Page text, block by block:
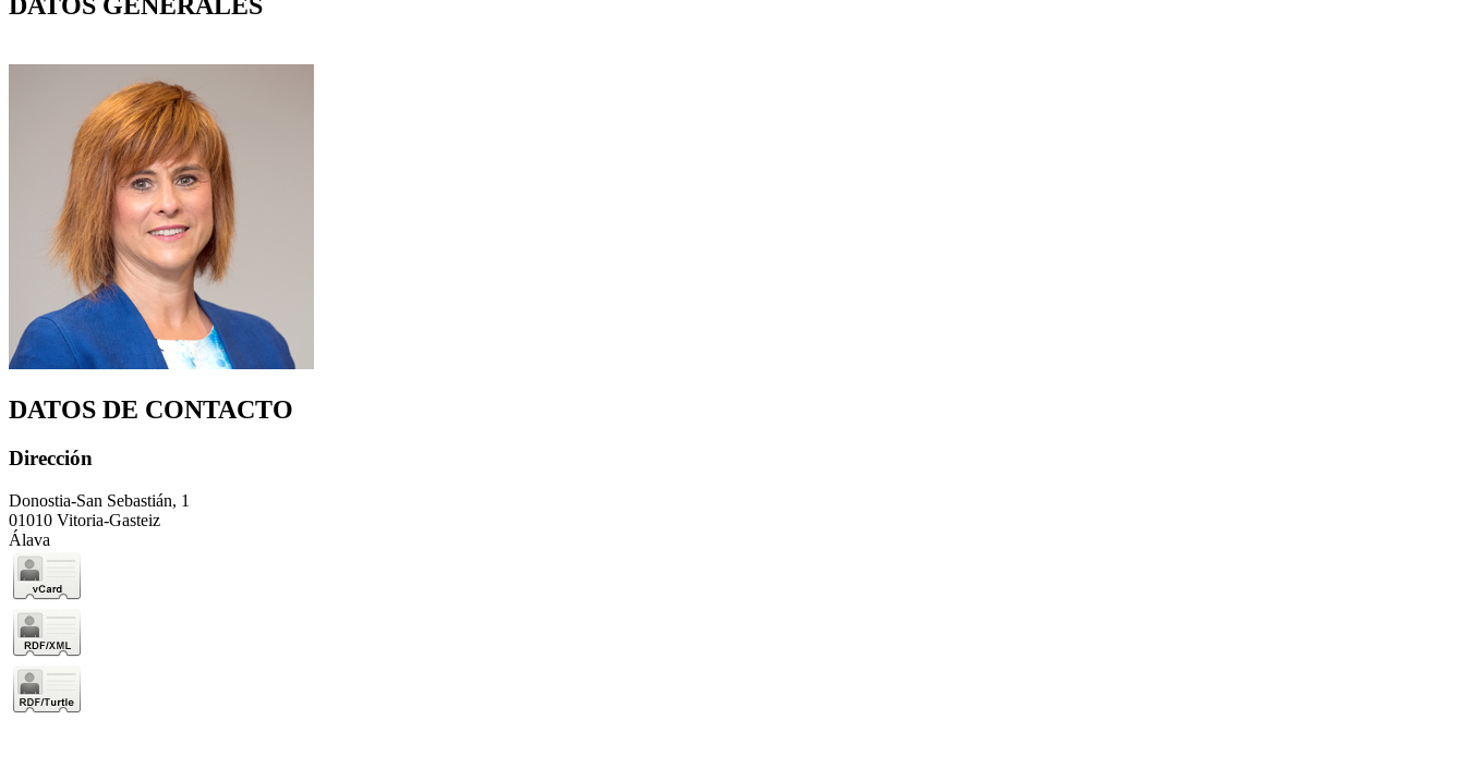
DATOS GENERALES
DATOS DE CONTACTO
Dirección
Donostia-San Sebastián, 1
01010 Vitoria-Gasteiz
Álava